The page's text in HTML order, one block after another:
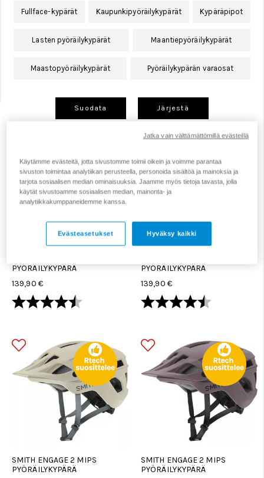
Fullface-kypärät Kaupunkipyöräilykypärät Kypäräpipot
Lasten pyöräilykypärät Maantiepyöräilykypärät
Maastopyöräilykypärät Pyöräilykypärän varaosat
Suodata Järjestä
PYÖRÄILYKYPÄRÄ
139,90 €
Arvio: 4.3 5:sta tähdestä
PYÖRÄILYKYPÄRÄ
139,90 €
Arvio:
SMITH ENGAGE 2 MIPS
PYÖRÄILYKYPÄRÄ
SMITH ENGAGE 2 MIPS
PYÖRÄILYKYPÄRÄ
Käytämme evästeitä, jotta sivustomme toimii oikein ja voimme parantaa
sivuston toimintaa analytiikan perusteella, personoida sisältöä ja mainoksia ja
tarjota sosiaalisen median ominaisuuksia. Jaamme myös tietoja tavasta, jolla
käytät sivustoamme sosiaalisen median, mainonta- ja
analytiikkakumppaneidemme kanssa.
Hyväksy kaikki
Evästeasetukset
Jatka vain välttämättömillä evästeillä